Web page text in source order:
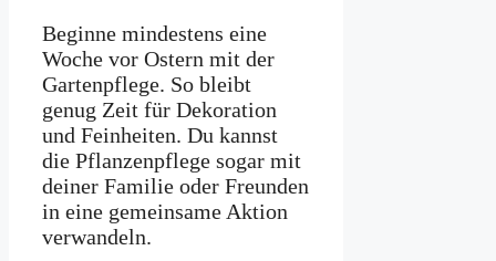
Beginne mindestens eine
Woche vor Ostern mit der
Gartenpflege. So bleibt
genug Zeit für Dekoration
und Feinheiten. Du kannst
die Pflanzenpflege sogar mit
deiner Familie oder Freunden
in eine gemeinsame Aktion
verwandeln.